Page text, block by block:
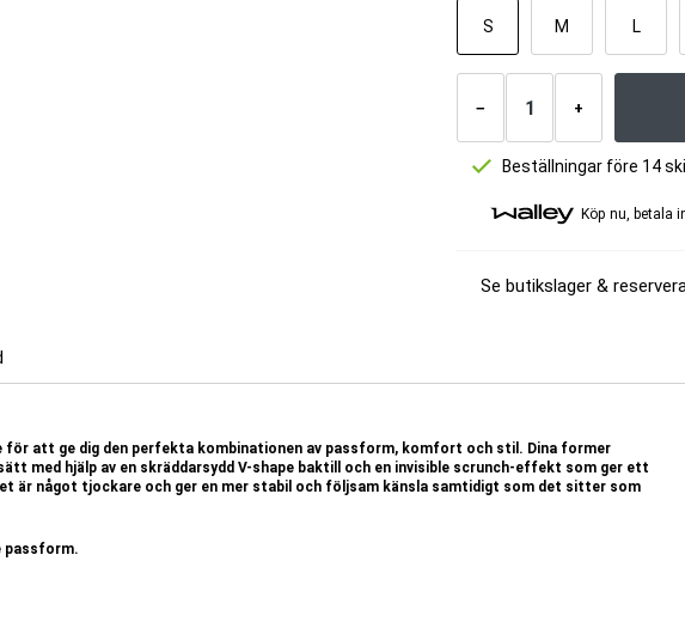
S M L
−
Antal
+
Beställningar före 14
Köp nu, betala
Se butikslager &
för att ge dig den perfekta kombinationen av passform, komfort och stil. Dina former
med hjälp av en skräddarsydd V-shape baktill och en invisible scrunch-effekt som ger ett
är något tjockare och ger en mer stabil och följsam känsla samtidigt som det sitter som
passform.
stabilitet.